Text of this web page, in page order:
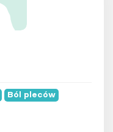
Ból pleców